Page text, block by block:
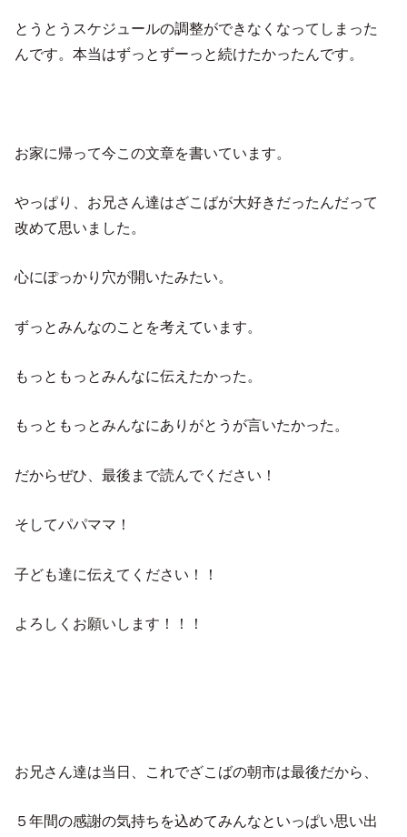
とうとうスケジュールの調整ができなくなってしまった
んです。本当はずっとずーっと続けたかったんです。
お家に帰って今この文章を書いています。
やっぱり、お兄さん達はざこばが大好きだったんだって
改めて思いました。
心にぽっかり穴が開いたみたい。
ずっとみんなのことを考えています。
もっともっとみんなに伝えたかった。
もっともっとみんなにありがとうが言いたかった。
だからぜひ、最後まで読んでください！
そしてパパママ！
子ども達に伝えてください！！
よろしくお願いします！！！
お兄さん達は当日、これでざこばの朝市は最後だから、
５年間の感謝の気持ちを込めてみんなといっぱい思い出